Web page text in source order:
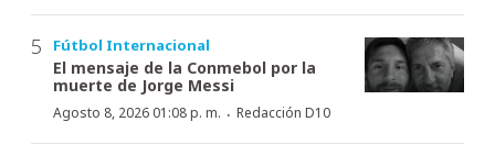
Fútbol Internacional
El mensaje de la Conmebol por la
muerte de Jorge Messi
Agosto 8, 2026 01:08 p. m. · Redacción D10